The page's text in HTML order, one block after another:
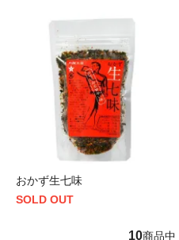
おかず生七味
SOLD OUT
10商品中